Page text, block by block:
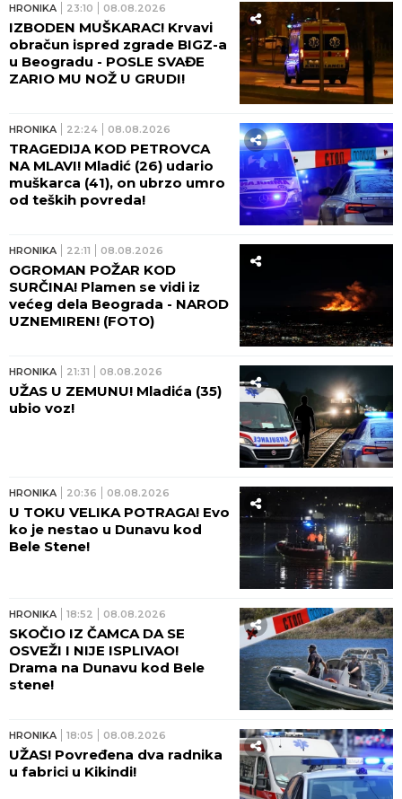
HRONIKA 23:10 08.08.2026
IZBODEN MUŠKARAC! Krvavi
obračun ispred zgrade BIGZ-a
u Beogradu - POSLE SVAĐE
ZARIO MU NOŽ U GRUDI!
HRONIKA 22:24 08.08.2026
TRAGEDIJA KOD PETROVCA
NA MLAVI! Mladić (26) udario
muškarca (41), on ubrzo umro
od teških povreda!
HRONIKA 22:11 08.08.2026
OGROMAN POŽAR KOD
SURČINA! Plamen se vidi iz
većeg dela Beograda - NAROD
UZNEMIREN! (FOTO)
HRONIKA 21:31 08.08.2026
UŽAS U ZEMUNU! Mladića (35)
ubio voz!
HRONIKA 20:36 08.08.2026
U TOKU VELIKA POTRAGA! Evo
ko je nestao u Dunavu kod
Bele Stene!
HRONIKA 18:52 08.08.2026
SKOČIO IZ ČAMCA DA SE
OSVEŽI I NIJE ISPLIVAO!
Drama na Dunavu kod Bele
stene!
HRONIKA 18:05 08.08.2026
UŽAS! Povređena dva radnika
u fabrici u Kikindi!